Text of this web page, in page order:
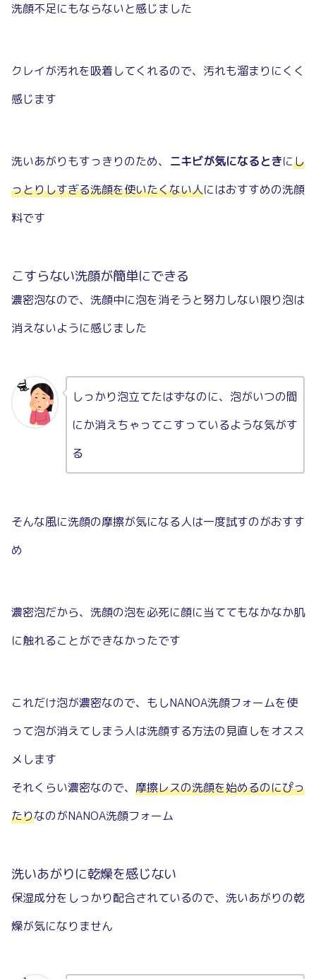
洗顔不足にもならないと感じました
クレイが汚れを吸着してくれるので、汚れも溜まりにくく
感じます
洗いあがりもすっきりのため、 ニキビが気になるときにし
っとりしすぎる洗顔を使いたくない人にはおすすめの洗顔
料です
こすらない洗顔が簡単にできる
濃密泡なので、洗顔中に泡を消そうと努力しない限り泡は
消えないように感じました
しっかり泡立てたはずなのに、泡がいつの間
にか消えちゃってこすっているような気がす
る
そんな風に洗顔の摩擦が気になる人は一度試すのがおすす
め
濃密泡だから、洗顔の泡を必死に顔に当ててもなかなか肌
に触れることができなかったです
これだけ泡が濃密なので、もしNANOA洗顔フォームを使
って泡が消えてしまう人は洗顔する方法の見直しをオスス
メします
それくらい濃密なので、 摩擦レスの洗顔を始めるのにぴっ
たりなのがNANOA洗顔フォーム
洗いあがりに乾燥を感じない
保湿成分をしっかり配合されているので、洗いあがりの乾
燥が気になりません